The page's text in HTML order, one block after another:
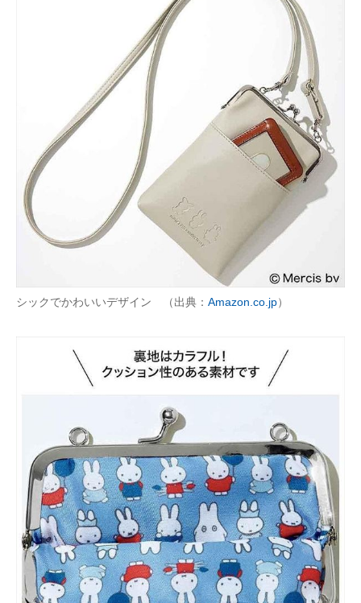
シックでかわいいデザイン （出典： Amazon.co.jp）